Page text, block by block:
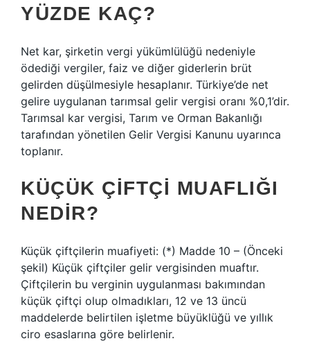
YÜZDE KAÇ?
Net kar, şirketin vergi yükümlülüğü nedeniyle
ödediği vergiler, faiz ve diğer giderlerin brüt
gelirden düşülmesiyle hesaplanır. Türkiye’de net
gelire uygulanan tarımsal gelir vergisi oranı %0,1’dir.
Tarımsal kar vergisi, Tarım ve Orman Bakanlığı
tarafından yönetilen Gelir Vergisi Kanunu uyarınca
toplanır.
KÜÇÜK ÇIFTÇI MUAFLIĞI
NEDIR?
Küçük çiftçilerin muafiyeti: (*) Madde 10 – (Önceki
şekil) Küçük çiftçiler gelir vergisinden muaftır.
Çiftçilerin bu verginin uygulanması bakımından
küçük çiftçi olup olmadıkları, 12 ve 13 üncü
maddelerde belirtilen işletme büyüklüğü ve yıllık
ciro esaslarına göre belirlenir.